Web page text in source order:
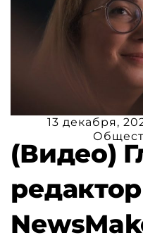
13 декабря,
(Видео)
редактор